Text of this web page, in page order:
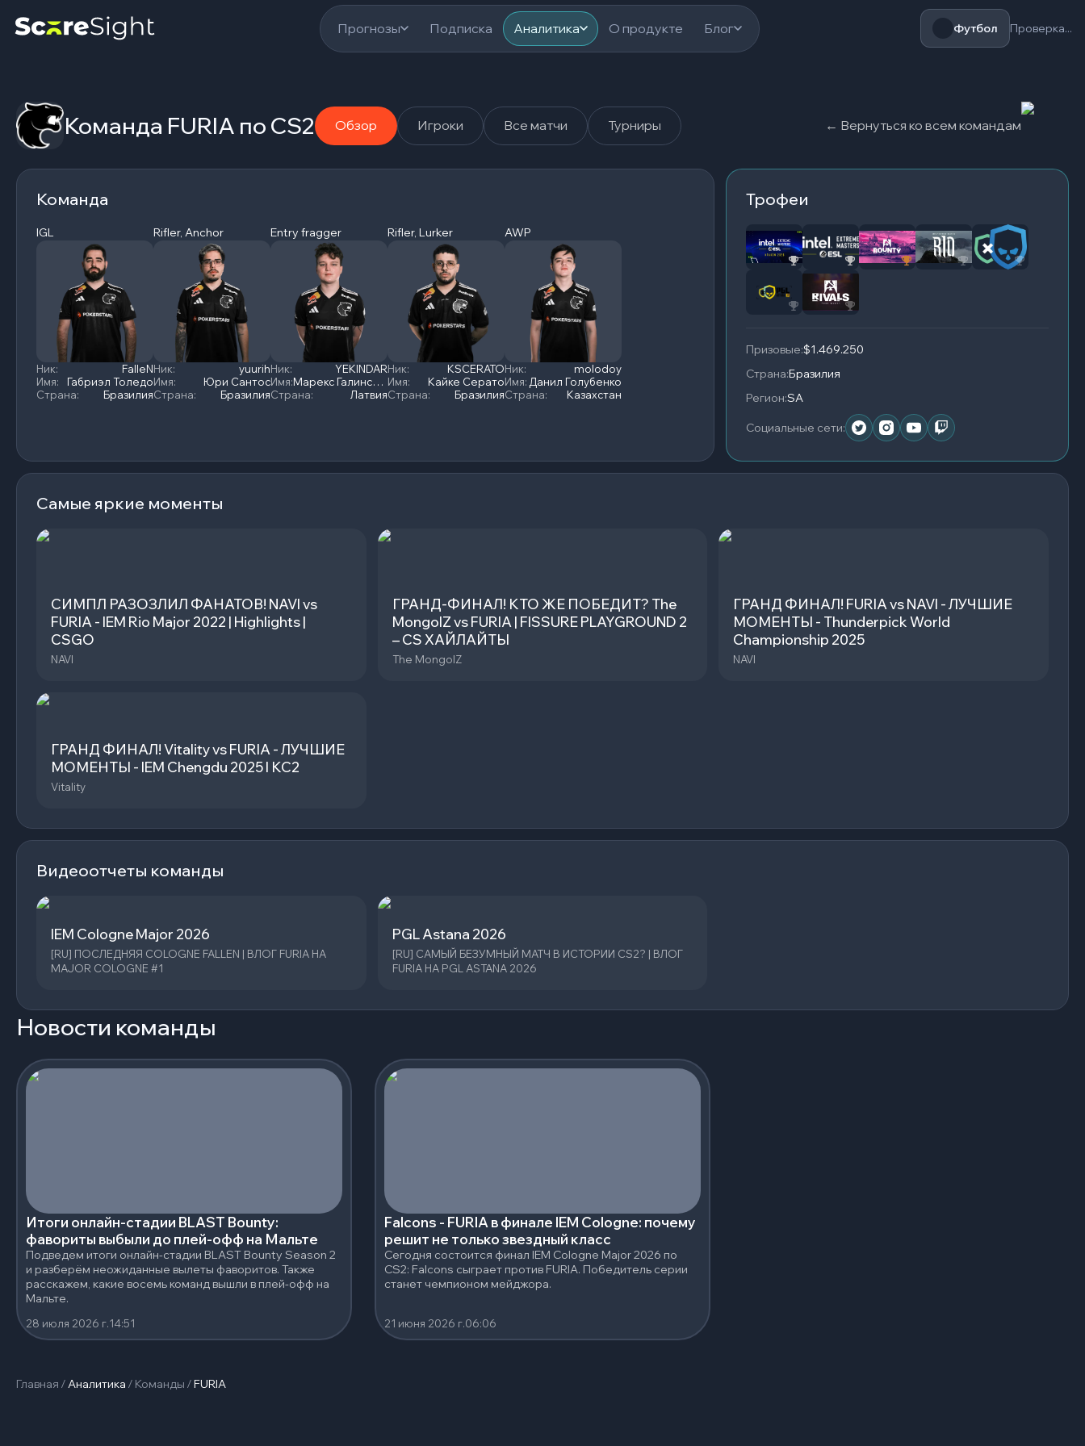
Прогнозы Подписка Аналитика О продукте Блог Футбол Проверка...
Команда FURIA по CS2 Обзор Игроки Все матчи Турниры ← Вернуться ко всем командам
Команда
IGL
Ник:
FalleN
Имя:
Габриэл Толедо
Страна: Бразилия
Rifler, Anchor
Ник:
yuurih
Имя:
Юри Сантос
Страна: Бразилия
Entry fragger
Ник:
YEKINDAR
Имя:
Марекс Галинскис
Страна: Латвия
Rifler, Lurker
Ник:
KSCERATO
Имя:
Кайке Серато
Страна: Бразилия
AWP
Ник:
molodoy
Имя: Данил Голубенко
Страна: Казахстан
Трофеи
Призовые:$1.469.250
Страна:Бразилия
Регион:SA
Социальные сети:
Самые яркие моменты
CИМПЛ РАЗОЗЛИЛ ФАНАТОВ! NAVI vs
FURIA - IEM Rio Major 2022 | Highlights |
CSGO
NAVI
ГРАНД-ФИНАЛ! КТО ЖЕ ПОБЕДИТ? The
MongolZ vs FURIA | FISSURE PLAYGROUND 2
– CS ХАЙЛАЙТЫ
The MongolZ
ГРАНД ФИНАЛ! FURIA vs NAVI - ЛУЧШИЕ
МОМЕНТЫ - Thunderpick World
Championship 2025
NAVI
ГРАНД ФИНАЛ! Vitality vs FURIA - ЛУЧШИЕ
МОМЕНТЫ - IEM Chengdu 2025 l КС2
Vitality
Видеоотчеты команды
IEM Cologne Major 2026
[RU] ПОСЛЕДНЯЯ COLOGNE FALLEN | ВЛОГ FURIA НА
MAJOR COLOGNE #1
PGL Astana 2026
[RU] САМЫЙ БЕЗУМНЫЙ МАТЧ В ИСТОРИИ CS2? | ВЛОГ
FURIA НА PGL ASTANA 2026
Новости команды
Итоги онлайн-стадии BLAST Bounty:
фавориты выбыли до плей-офф на Мальте
Подведем итоги онлайн-стадии BLAST Bounty Season 2
и разберём неожиданные вылеты фаворитов. Также
расскажем, какие восемь команд вышли в плей-офф на
Мальте.
28 июля 2026 г.14:51
Falcons - FURIA в финале IEM Cologne: почему
решит не только звездный класс
Сегодня состоится финал IEM Cologne Major 2026 по
CS2: Falcons сыграет против FURIA. Победитель серии
станет чемпионом мейджора.
21 июня 2026 г.06:06
Главная /Аналитика / Команды /FURIA